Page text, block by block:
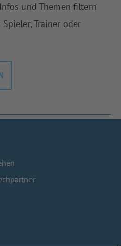
und Themen filtern
Trainer oder